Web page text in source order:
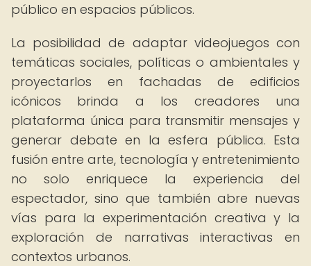
público en espacios públicos.
La posibilidad de adaptar videojuegos con
temáticas sociales, políticas o ambientales y
proyectarlos en fachadas de edificios
icónicos brinda a los creadores una
plataforma única para transmitir mensajes y
generar debate en la esfera pública. Esta
fusión entre arte, tecnología y entretenimiento
no solo enriquece la experiencia del
espectador, sino que también abre nuevas
vías para la experimentación creativa y la
exploración de narrativas interactivas en
contextos urbanos.